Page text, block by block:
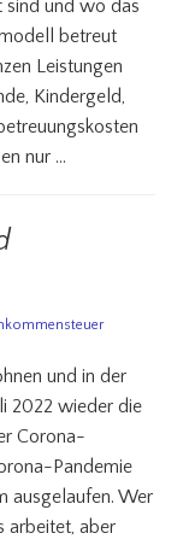
sind und wo das
betreut
Leistungen
Kindergeld,
nur …
und in der
2022 wieder die
Corona-
Pandemie
ausgelaufen. Wer
arbeitet, aber